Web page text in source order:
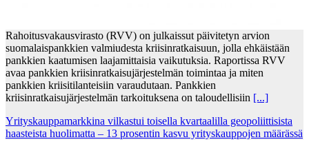
Rahoitusvakausvirasto (RVV) on julkaissut päivitetyn arvion
suomalaispankkien valmiudesta kriisinratkaisuun, jolla ehkäistään
pankkien kaatumisen laajamittaisia vaikutuksia. Raportissa RVV
avaa pankkien kriisinratkaisujärjestelmän toimintaa ja miten
pankkien kriisitilanteisiin varaudutaan. Pankkien
kriisinratkaisujärjestelmän tarkoituksena on taloudellisiin [...]
Yrityskauppamarkkina vilkastui toisella kvartaalilla geopoliittisista
haasteista huolimatta – 13 prosentin kasvu yrityskauppojen määrässä